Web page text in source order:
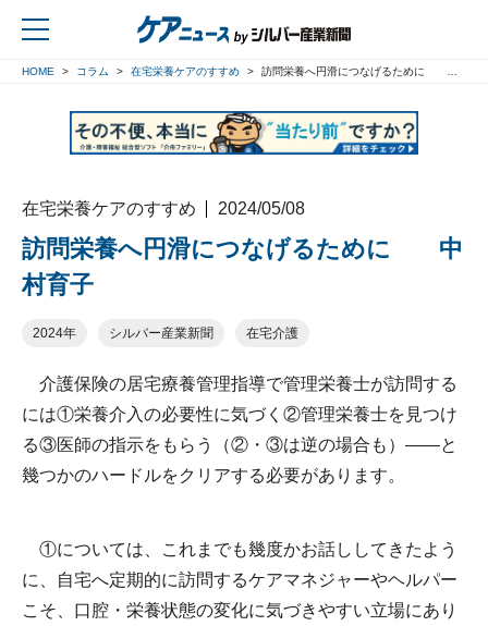
HOME コラム 在宅栄養ケアのすすめ 訪問栄養へ円滑につなげるために 中村育子
在宅栄養ケアのすすめ 2024/05/08
訪問栄養へ円滑につなげるために 中
村育子
2024年 シルバー産業新聞 在宅介護
介護保険の居宅療養管理指導で管理栄養士が訪問する
には①栄養介入の必要性に気づく②管理栄養士を見つけ
る③医師の指示をもらう（②・③は逆の場合も）――と
幾つかのハードルをクリアする必要があります。
①については、これまでも幾度かお話ししてきたよう
に、自宅へ定期的に訪問するケアマネジャーやヘルパー
こそ、口腔・栄養状態の変化に気づきやすい立場にあり